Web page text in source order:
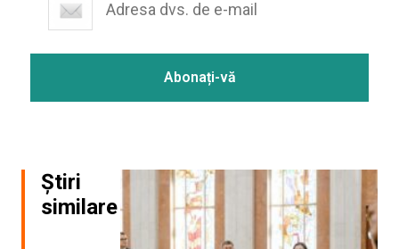
Știri
similare